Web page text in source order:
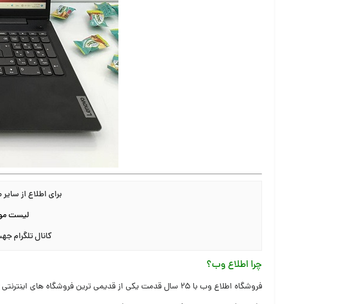
برای اطلاع از
لیست
کانال تلگرام
چرا اطلاع وب؟
فروشگاه اطلاع وب با ۲۵ سال قدمت یکی از قدیمی ترین